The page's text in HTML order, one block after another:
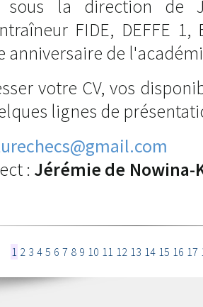
sous la direction de
FIDE, DEFFE 1,
anniversaire de
votre CV, vos
lignes de
: Jérémie de Nowina-
1 2 3 4 5 6 7 8 9 10 11 12 13 14 15 16 17